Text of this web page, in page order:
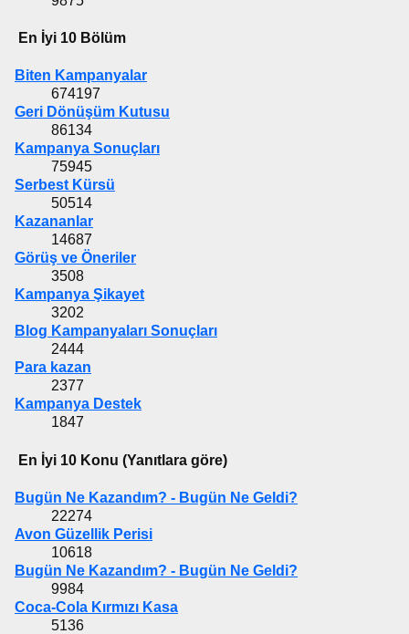
En İyi 10 Bölüm
Biten Kampanyalar
674197
Geri Dönüşüm Kutusu
86134
Kampanya Sonuçları
75945
Serbest Kürsü
50514
Kazananlar
14687
Görüş ve Öneriler
3508
Kampanya Şikayet
3202
Blog Kampanyaları Sonuçları
2444
Para kazan
2377
Kampanya Destek
1847
En İyi 10 Konu (Yanıtlara göre)
Bugün Ne Kazandım? - Bugün Ne Geldi?
22274
Avon Güzellik Perisi
10618
Bugün Ne Kazandım? - Bugün Ne Geldi?
9984
Coca-Cola Kırmızı Kasa
5136